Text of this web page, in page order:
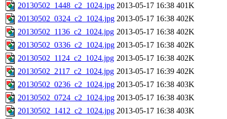
20130502_1448_c2_1024.jpg 2013-05-17 16:38 401K
20130502_0324_c2_1024.jpg 2013-05-17 16:38 402K
20130502_1136_c2_1024.jpg 2013-05-17 16:38 402K
20130502_0336_c2_1024.jpg 2013-05-17 16:38 402K
20130502_1124_c2_1024.jpg 2013-05-17 16:38 402K
20130502_2117_c2_1024.jpg 2013-05-17 16:39 402K
20130502_0236_c2_1024.jpg 2013-05-17 16:38 403K
20130502_0724_c2_1024.jpg 2013-05-17 16:38 403K
20130502_1412_c2_1024.jpg 2013-05-17 16:38 403K